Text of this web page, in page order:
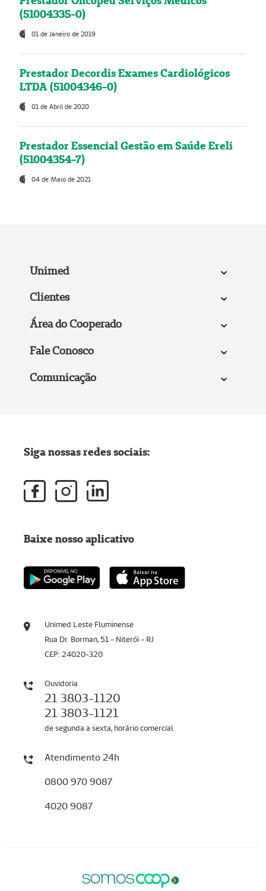
(51004335-0)
01 de Janeiro de 2019
Prestador Decordis Exames Cardiológicos
LTDA (51004346-0)
01 de Abril de 2020
Prestador Essencial Gestão em Saúde Ereli
(51004354-7)
04 de Maio de 2021
Unimed
Clientes
Área do Cooperado
Fale Conosco
Comunicação
Unimed Leste Fluminense
Rua Dr. Borman, 51 - Niterói - RJ
CEP: 24020-320
Ouvidoria
21 3803-1120
21 3803-1121
de segunda a sexta, horário comercial
Atendimento 24h
0800 970 9087
4020 9087
Siga nossas redes sociais:
Baixe nosso aplicativo